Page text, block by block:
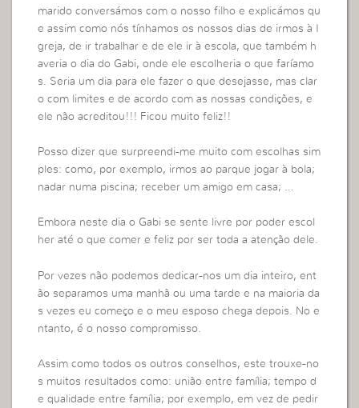
marido conversámos com o nosso filho e explicámos qu
e assim como nós tínhamos os nossos dias de irmos à I
greja, de ir trabalhar e de ele ir à escola, que também h
averia o dia do Gabi, onde ele escolheria o que faríamo
s. Seria um dia para ele fazer o que desejasse, mas clar
o com limites e de acordo com as nossas condições, e
ele não acreditou!!! Ficou muito feliz!!
Posso dizer que surpreendi-me muito com escolhas sim
ples: como, por exemplo, irmos ao parque jogar à bola;
nadar numa piscina; receber um amigo em casa; …
Embora neste dia o Gabi se sente livre por poder escol
her até o que comer e feliz por ser toda a atenção dele.
Por vezes não podemos dedicar-nos um dia inteiro, ent
ão separamos uma manhã ou uma tarde e na maioria da
s vezes eu começo e o meu esposo chega depois. No e
ntanto, é o nosso compromisso.
Assim como todos os outros conselhos, este trouxe-no
s muitos resultados como: união entre família; tempo d
e qualidade entre família; por exemplo, em vez de pedir